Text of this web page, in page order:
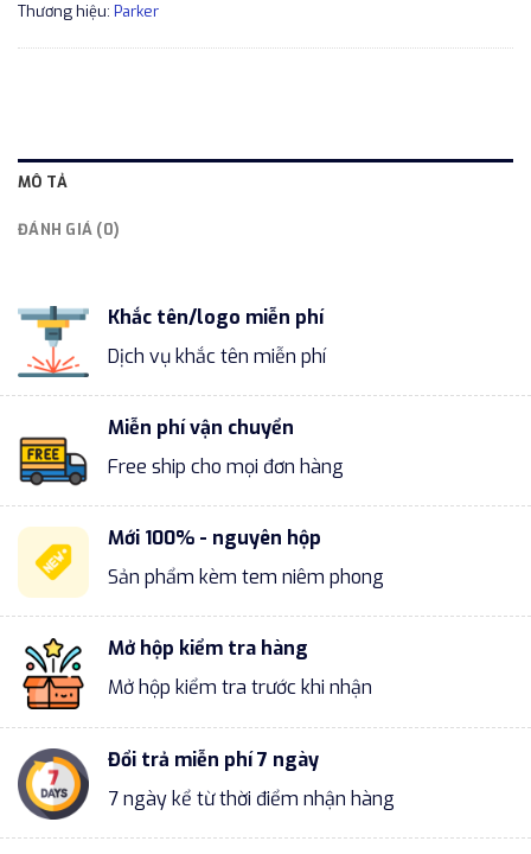
Thương hiệu: Parker
MÔ TẢ
ĐÁNH GIÁ (0)
Khắc tên/logo miễn phí
Dịch vụ khắc tên miễn phí
Miễn phí vận chuyển
Free ship cho mọi đơn hàng
Mới 100% - nguyên hộp
Sản phẩm kèm tem niêm phong
Mở hộp kiểm tra hàng
Mở hộp kiểm tra trước khi nhận
Đổi trả miễn phí 7 ngày
7 ngày kể từ thời điểm nhận hàng